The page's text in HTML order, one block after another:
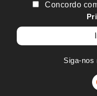
Concordo
Siga-nos